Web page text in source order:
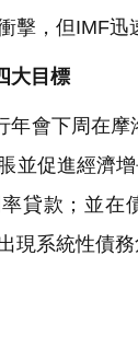
擊，但IMF迅
大目標
會下周在摩
並促進經濟
貸款；並在
現系統性債